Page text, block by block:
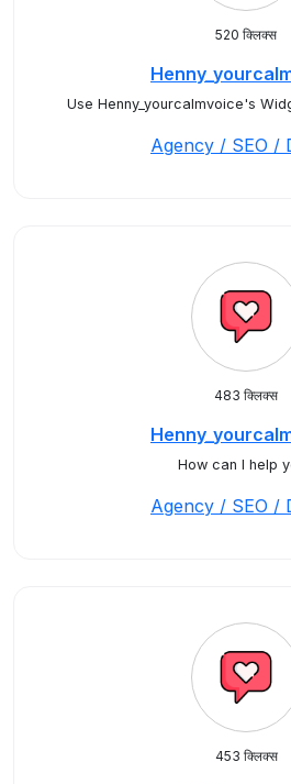
520 क्लिक्स
Use Henny_yourcalmvoice's
Agency / SEO /
483 क्लिक्स
How can I help
Agency / SEO /
453 क्लिक्स